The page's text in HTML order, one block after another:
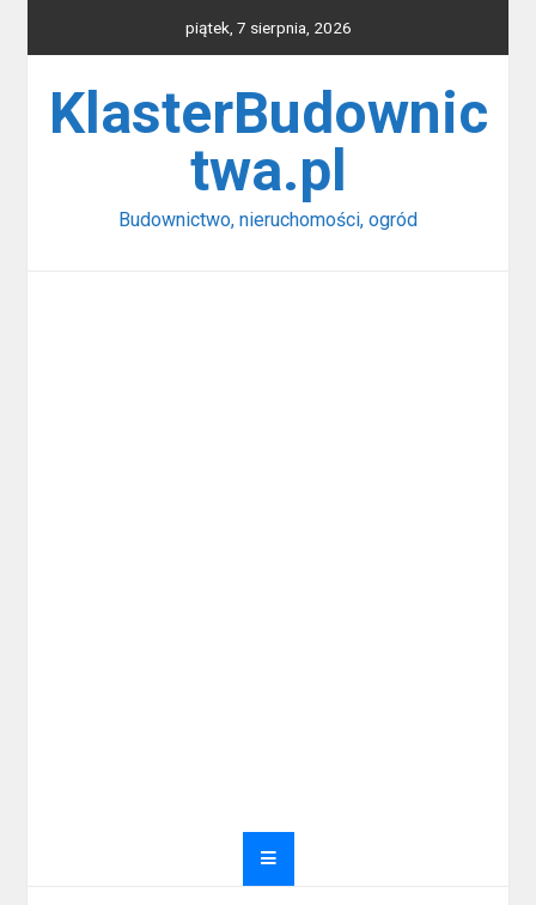
piątek, 7 sierpnia, 2026
KlasterBudownic
twa.pl
Budownictwo, nieruchomości, ogród